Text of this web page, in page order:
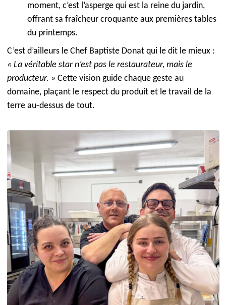
moment, c’est l’asperge qui est la reine du jardin,
offrant sa fraîcheur croquante aux premières tables
du printemps.
C’est d’ailleurs le Chef Baptiste Donat qui le dit le mieux :
« La véritable star n’est pas le restaurateur, mais le
producteur. » Cette vision guide chaque geste au
domaine, plaçant le respect du produit et le travail de la
terre au-dessus de tout.